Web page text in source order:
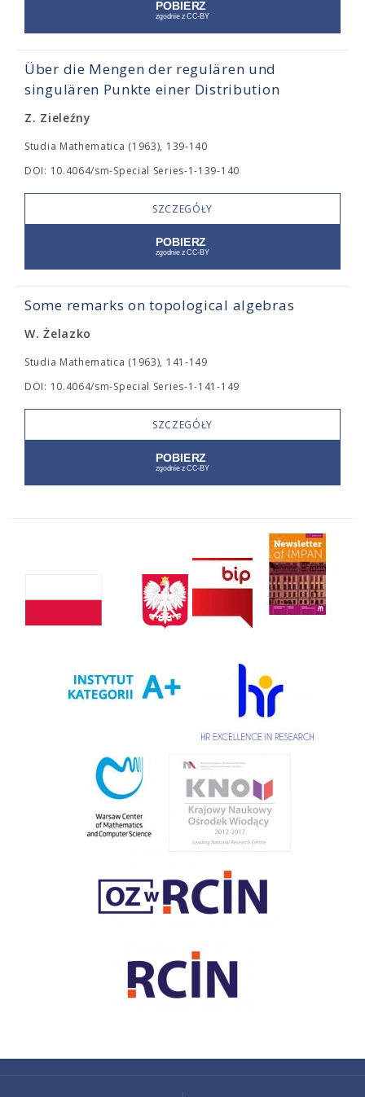
Über die Mengen der regulären und
singulären Punkte einer Distribution
Z. Zieleźny
Studia Mathematica (1963), 139-140
DOI: 10.4064/sm-Special Series-1-139-140
SZCZEGÓŁY
Some remarks on topological algebras
W. Żelazko
Studia Mathematica (1963), 141-149
DOI: 10.4064/sm-Special Series-1-141-149
SZCZEGÓŁY